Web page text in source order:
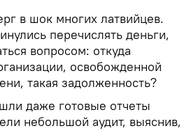
в шок многих латвийцев.
перечислять деньги,
вопросом: откуда
освобожденной
такая задолженность?
даже готовые отчеты
небольшой аудит, выяснив,